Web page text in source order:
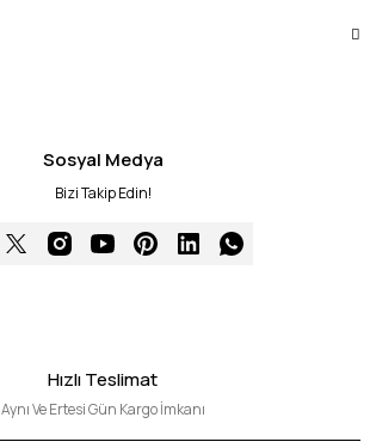
Sosyal Medya
Bizi Takip Edin!
Hızlı Teslimat
Aynı Ve Ertesi Gün Kargo İmkanı